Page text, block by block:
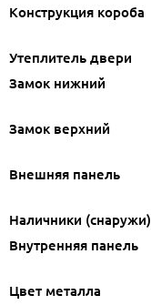
Конструкция короба
Утеплитель двери
Замок нижний
Замок верхний
Внешняя панель
Наличники (снаружи)
Внутренняя панель
Цвет металла